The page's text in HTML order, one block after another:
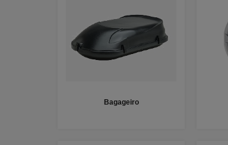
Bagageiro